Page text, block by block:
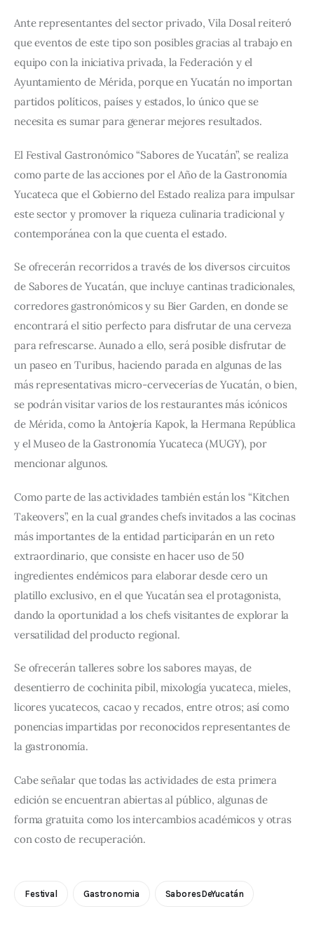
Ante representantes del sector privado, Vila Dosal reiteró
que eventos de este tipo son posibles gracias al trabajo en
equipo con la iniciativa privada, la Federación y el
Ayuntamiento de Mérida, porque en Yucatán no importan
partidos políticos, países y estados, lo único que se
necesita es sumar para generar mejores resultados.
El Festival Gastronómico “Sabores de Yucatán”, se realiza
como parte de las acciones por el Año de la Gastronomía
Yucateca que el Gobierno del Estado realiza para impulsar
este sector y promover la riqueza culinaria tradicional y
contemporánea con la que cuenta el estado.
Se ofrecerán recorridos a través de los diversos circuitos
de Sabores de Yucatán, que incluye cantinas tradicionales,
corredores gastronómicos y su Bier Garden, en donde se
encontrará el sitio perfecto para disfrutar de una cerveza
para refrescarse. Aunado a ello, será posible disfrutar de
un paseo en Turibus, haciendo parada en algunas de las
más representativas micro-cervecerías de Yucatán, o bien,
se podrán visitar varios de los restaurantes más icónicos
de Mérida, como la Antojería Kapok, la Hermana República
y el Museo de la Gastronomía Yucateca (MUGY), por
mencionar algunos.
Como parte de las actividades también están los “Kitchen
Takeovers”, en la cual grandes chefs invitados a las cocinas
más importantes de la entidad participarán en un reto
extraordinario, que consiste en hacer uso de 50
ingredientes endémicos para elaborar desde cero un
platillo exclusivo, en el que Yucatán sea el protagonista,
dando la oportunidad a los chefs visitantes de explorar la
versatilidad del producto regional.
Se ofrecerán talleres sobre los sabores mayas, de
desentierro de cochinita pibil, mixología yucateca, mieles,
licores yucatecos, cacao y recados, entre otros; así como
ponencias impartidas por reconocidos representantes de
la gastronomía.
Cabe señalar que todas las actividades de esta primera
edición se encuentran abiertas al público, algunas de
forma gratuita como los intercambios académicos y otras
con costo de recuperación.
Festival Gastronomia SaboresDeYucatán